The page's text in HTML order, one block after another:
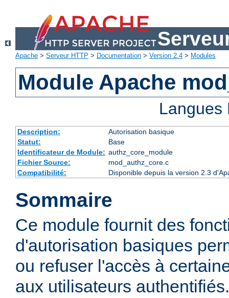
Apache > Serveur HTTP > Documentation > Version 2.4 > Modules
Module Apache
Description:
Autorisation basique
Statut:
Base
Identificateur de Module: authz_core_module
Fichier Source:
mod_authz_core.c
Compatibilité:
Disponible depuis la version 2.3
Sommaire
Ce module fournit des
d'autorisation basiques
ou refuser l'accès à
aux utilisateurs